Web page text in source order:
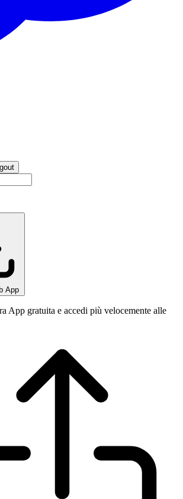
App
App gratuita e accedi più velocemente alle